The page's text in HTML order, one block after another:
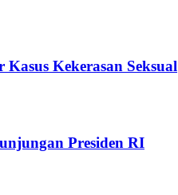
Kekerasan Seksual
Presiden RI